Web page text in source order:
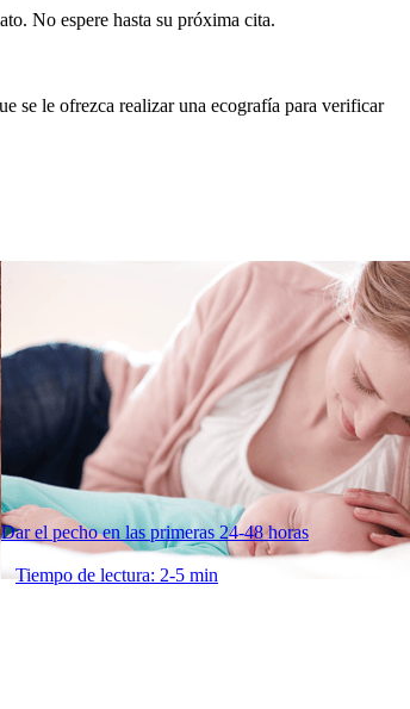
No espere hasta su próxima cita.
se le ofrezca realizar una ecografía para verificar
Dar el pecho en las primeras 24-48 horas
Tiempo de lectura: 2-5 min